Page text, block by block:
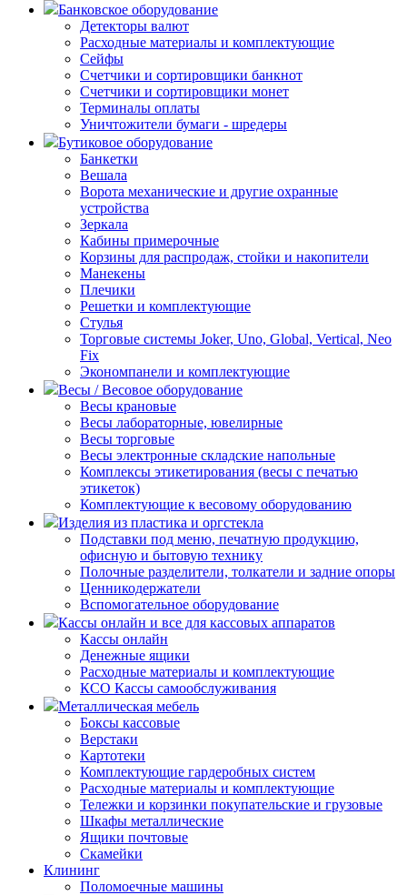
Банковское оборудование
Детекторы валют
Расходные материалы и комплектующие
Сейфы
Счетчики и сортировщики банкнот
Счетчики и сортировщики монет
Терминалы оплаты
Уничтожители бумаги - шредеры
Бутиковое оборудование
Банкетки
Вешала
Ворота механические и другие охранные
устройства
Зеркала
Кабины примерочные
Корзины для распродаж, стойки и накопители
Манекены
Плечики
Решетки и комплектующие
Стулья
Торговые системы Joker, Uno, Global, Vertical, Neo
Fix
Экономпанели и комплектующие
Весы / Весовое оборудование
Весы крановые
Весы лабораторные, ювелирные
Весы торговые
Весы электронные складские напольные
Комплексы этикетирования (весы с печатью
этикеток)
Комплектующие к весовому оборудованию
Изделия из пластика и оргстекла
Подставки под меню, печатную продукцию,
офисную и бытовую технику
Полочные разделители, толкатели и задние опоры
Ценникодержатели
Вспомогательное оборудование
Кассы онлайн и все для кассовых аппаратов
Кассы онлайн
Денежные ящики
Расходные материалы и комплектующие
КСО Кассы самообслуживания
Металлическая мебель
Боксы кассовые
Верстаки
Картотеки
Комплектующие гардеробных систем
Расходные материалы и комплектующие
Тележки и корзинки покупательские и грузовые
Шкафы металлические
Ящики почтовые
Скамейки
Клининг
Поломоечные машины